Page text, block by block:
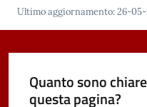
Amministrazione
Novità
Servizi
Ultimo aggiornamento:26-05-
Quanto sono
questa pagina?